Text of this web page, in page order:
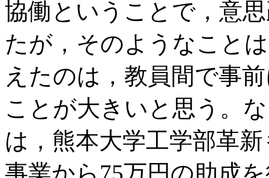
協働ということで，意
たが，そのようなこと
えたのは，教員間で事
ことが大きいと思う。
は，熊本大学工学部革
事業から75万円の助成